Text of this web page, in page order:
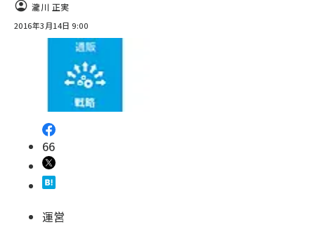
瀧川 正実
2016年3月14日 9:00
66
運営